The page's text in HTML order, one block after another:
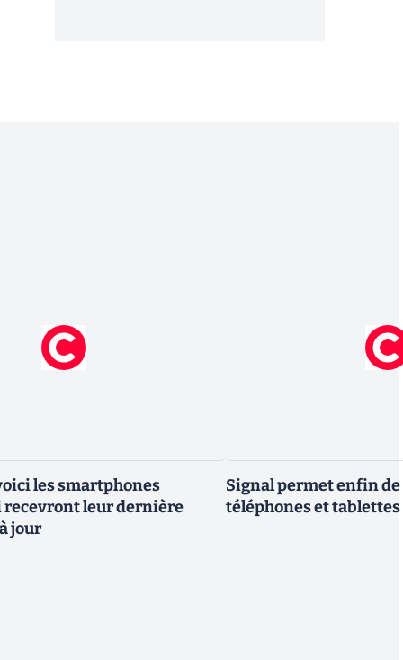
les smartphones
recevront leur dernière
jour
Signal permet enfin
téléphones et tablettes